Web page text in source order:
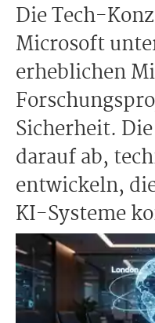
Die Tech-
Microsoft
erheblichen
Sicherheit.
darauf ab,
entwickeln,
KI-Systeme